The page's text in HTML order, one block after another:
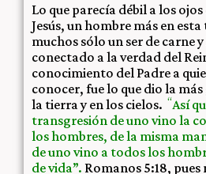
Lo que parecía débil a los
Jesús, un hombre más en
muchos sólo un ser de carne
conectado a la verdad del
conocimiento del Padre a
conocer, fue lo que dio la
la tierra y en los cielos. “Así
transgresión de uno vino la
los hombres, de la misma
de uno vino a todos los
de vida”. Romanos 5:18,